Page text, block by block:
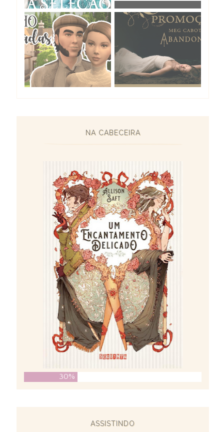
NA CABECEIRA
30%
ASSISTINDO